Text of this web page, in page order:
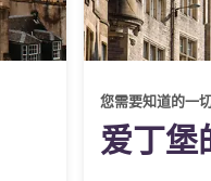
您需要知道的一
爱丁堡